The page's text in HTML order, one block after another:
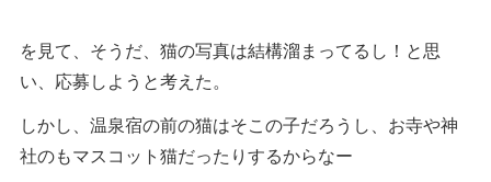
を見て、そうだ、猫の写真は結構溜まってるし！と思
い、応募しようと考えた。
しかし、温泉宿の前の猫はそこの子だろうし、お寺や神
社のもマスコット猫だったりするからなー